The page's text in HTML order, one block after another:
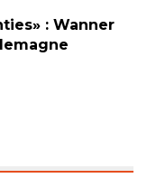
: Wanner